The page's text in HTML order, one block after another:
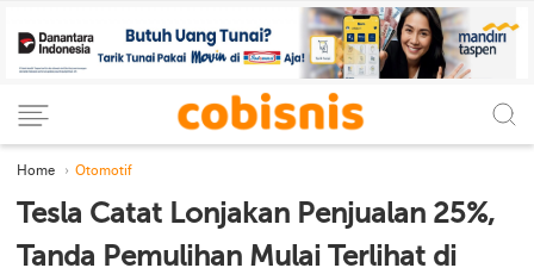
Home Otomotif
Tesla Catat Lonjakan Penjualan 25%,
Tanda Pemulihan Mulai Terlihat di